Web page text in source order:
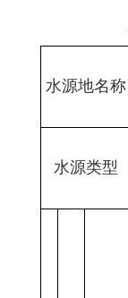
水源地名称
水源类型